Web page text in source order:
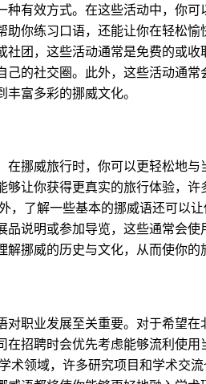
有效方式。在这些活动中，你
你练习口语，还能让你在轻松
团，这些活动通常是免费的或
己的社交圈。此外，这些活动通
富多彩的挪威文化。
挪威旅行时，你可以更轻松地
够让你获得更真实的旅行体验，
，了解一些基本的挪威语还可以
说明或参加导览，这些通常会使
挪威的历史与文化，从而使你的
职业发展至关重要。对于希望
招聘时会优先考虑能够流利使
术领域，许多研究项目和学术交